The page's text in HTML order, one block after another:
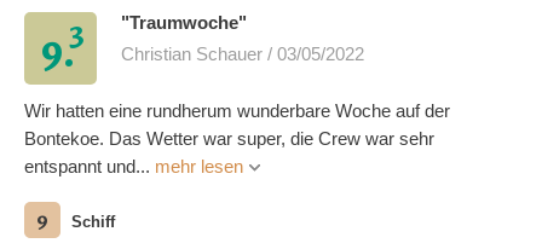
9.3
"Traumwoche"
Christian Schauer / 03/05/2022
Wir hatten eine rundherum wunderbare Woche auf der
Bontekoe. Das Wetter war super, die Crew war sehr
entspannt und... mehr lesen
9 Schiff